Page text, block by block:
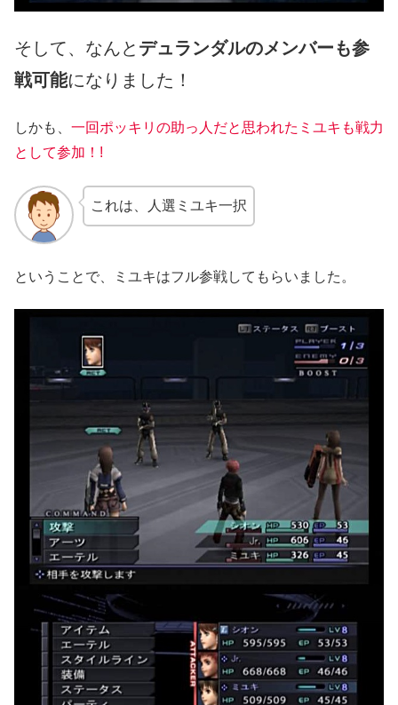
そして、なんと デュランダルのメンバーも参
戦可能になりました！
しかも、 一回ポッキリの助っ人だと思われたミユキも戦力
として参加！!
これは、人選ミユキ一択
ということで、ミユキはフル参戦してもらいました。